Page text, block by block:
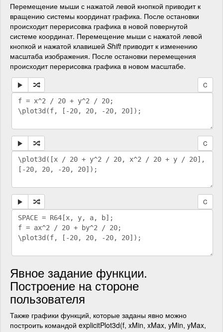
Перемещение мыши с нажатой левой кнопкой приводит к
вращению системы координат графика. После остановки
происходит перерисовка графика в новой повернутой
системе координат. Перемещение мыши с нажатой левой
кнопкой и нажатой клавишей Shiftприводит к изменению
масштаба изображения. После остановки перемещения
происходит перерисовка графика в новом масштабе.
C
C
C
Явное задание функции.
Построение на стороне
пользователя
Также графики функций, которые заданы явно можно
построить командой explicitPlot3d(f, xMin, xMax, yMin, yMax,